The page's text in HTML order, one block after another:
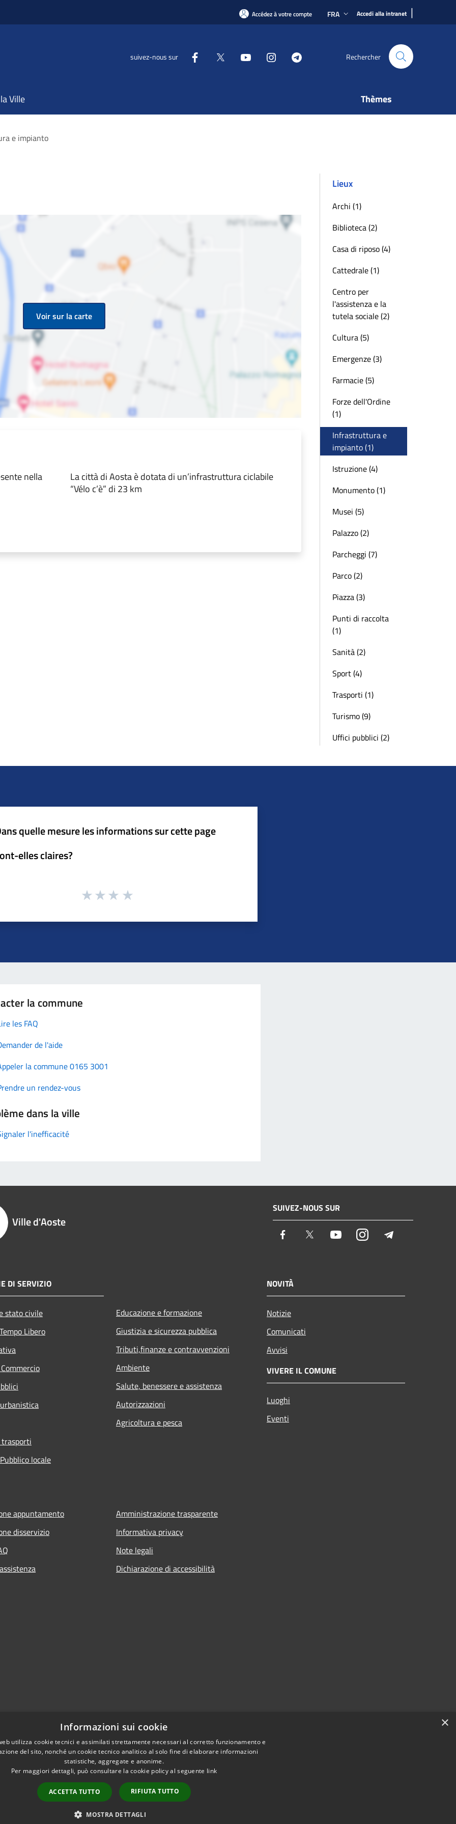
Accédez à votre compte FRA Accedi alla intranet |
suivez-nous sur Rechercher
Ville Thèmes
e impianto
Voir sur la carte
nella
La città di Aosta è dotata di un’infrastruttura ciclabile
“Vélo c’è” di 23 km
Lieux
Archi (1)
Biblioteca (2)
Casa di riposo (4)
Cattedrale (1)
Centro per
l'assistenza e la
tutela sociale (2)
Cultura (5)
Emergenze (3)
Farmacie (5)
Forze dell'Ordine
(1)
Infrastruttura e
impianto (1)
Istruzione (4)
Monumento (1)
Musei (5)
Palazzo (2)
Parcheggi (7)
Parco (2)
Piazza (3)
Punti di raccolta
(1)
Sanità (2)
Sport (4)
Trasporti (1)
Turismo (9)
Uffici pubblici (2)
quelle mesure les informations sur cette page
elles claires?
la commune
les FAQ
de l'aide
la commune 0165 3001
un rendez-vous
dans la ville
l'inefficacité
Ville d'Aoste
SUIVEZ-NOUS SUR
Facebook Twitter YoutubeInstagram
DI SERVIZIO
stato civile
Libero
locale
Educazione e formazione
Giustizia e sicurezza pubblica
Tributi,finanze e contravvenzioni
Ambiente
Salute, benessere e assistenza
Autorizzazioni
Agricoltura e pesca
NOVITÀ
Notizie
Comunicati
Avvisi
VIVERE IL COMUNE
Luoghi
Eventi
appuntamento
disservizio
Amministrazione trasparente
Informativa privacy
Note legali
Dichiarazione di accessibilità
Plan du site
×
Informazioni sui cookie
utilizza cookie tecnici e assimilati strettamente necessari al corretto funzionamento e
del sito, nonché un cookie tecnico analitico al solo fine di elaborare informazioni
statistiche, aggregate e anonime.
Per maggiori dettagli, può consultare la cookie policy al seguente link
ACCETTA TUTTO RIFIUTA TUTTO
MOSTRA DETTAGLI